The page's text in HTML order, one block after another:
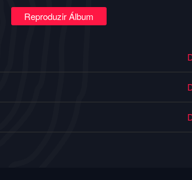
Reproduzir Álbum